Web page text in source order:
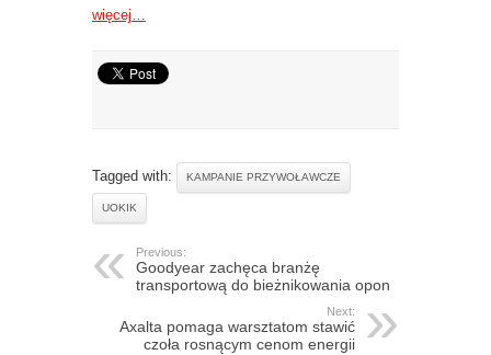
więcej…
Tagged with: KAMPANIE PRZYWOŁAWCZE
UOKIK
Previous:
Goodyear zachęca branżę
transportową do bieżnikowania opon
Next:
Axalta pomaga warsztatom stawić
czoła rosnącym cenom energii